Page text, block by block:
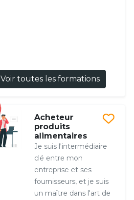
Voir toutes les formations
Acheteur
produits
alimentaires
Je suis l'intermédiaire
clé entre mon
entreprise et ses
fournisseurs, et je suis
un maître dans l'art de